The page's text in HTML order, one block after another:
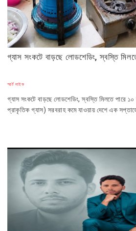
গ্যাস সংকটে বাড়ছে লোডশেডিং, স্বস্তি
স্মার্ট লাইফ
গ্যাস সংকটে বাড়ছে লোডশেডিং, স্বস্তি মিলতে পারে
প্রাকৃতিক গ্যাস) সরবরাহ কমে যাওয়ায় দেশে এক